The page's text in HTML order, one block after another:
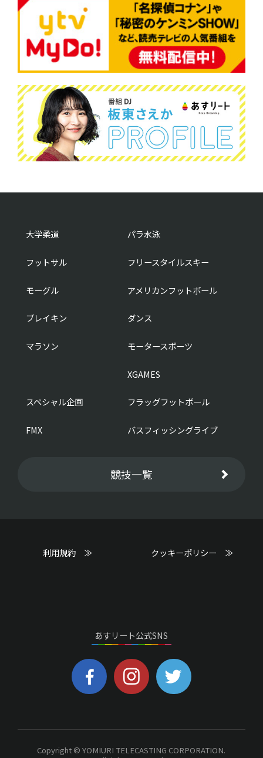
大学柔道 パラ水泳
フットサル フリースタイルスキー
モーグル アメリカンフットボール
ブレイキン ダンス
マラソン モータースポーツ
XGAMES
スペシャル企画 フラッグフットボール
FMX バスフィッシングライブ
競技一覧
利用規約 ≫ クッキーポリシー ≫
あすリート公式SNS
Copyright © YOMIURI TELECASTING CORPORATION.